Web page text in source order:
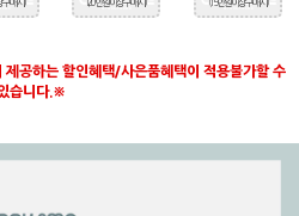
구매시) (20만원 이상 구매시) (15만원 이상 구매시)
공하는 할인혜택/사은품혜택이 적용불가할 수
습니다.※